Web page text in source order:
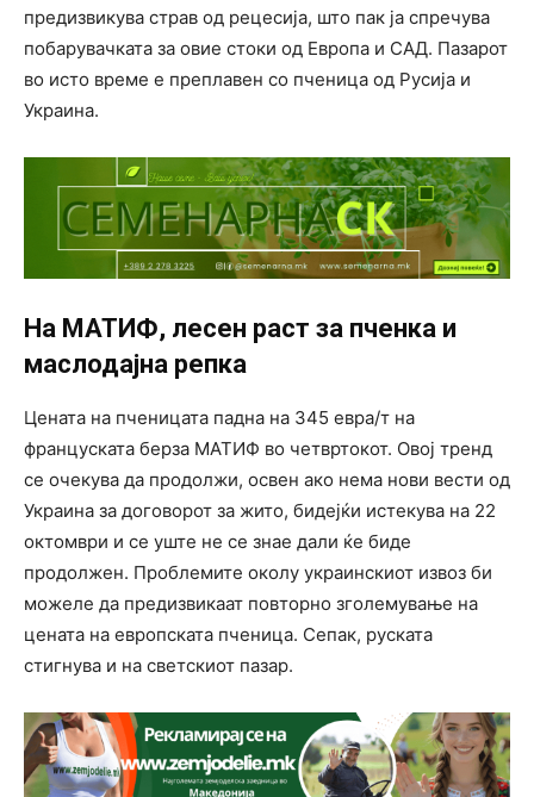
предизвикува страв од рецесија, што пак ја спречува
побарувачката за овие стоки од Европа и САД. Пазарот
во исто време е преплавен со пченица од Русија и
Украина.
На МАТИФ, лесен раст за пченка и
маслодајна репка
Цената на пченицата падна на 345 евра/т на
француската берза МАТИФ во четвртокот. Овој тренд
се очекува да продолжи, освен ако нема нови вести од
Украина за договорот за жито, бидејќи истекува на 22
октомври и се уште не се знае дали ќе биде
продолжен. Проблемите околу украинскиот извоз би
можеле да предизвикаат повторно зголемување на
цената на европската пченица. Сепак, руската
стигнува и на светскиот пазар.